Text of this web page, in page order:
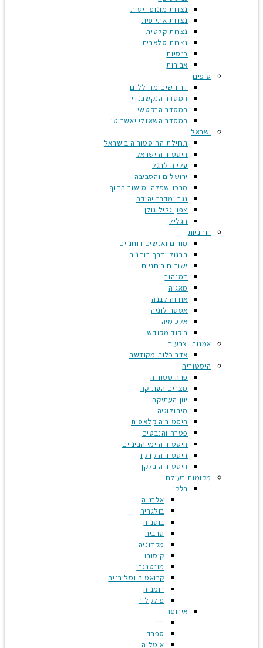
נצרות מונופיזיטית
נצרות אתיופית
נצרות קלטית
נצרות סלאבית
כנסיות
אבירות
סופים
דרווישים מחוללים
המסדר הנקשבנדי
המסדר הבקטשי
המסדר השאזלי יאשרוטי
ישראל
תחילת ההיסטוריה בישראל
היסטוריה ישראל
עלייה לרגל
ירושלים והסביבה
מרכז שפלה ומישור החוף
נגב ומדבר יהודה
צפון גליל גולן
הגליל
רוחניות
מורים ואנשים רוחניים
תרגול ודרך רוחנית
ישובים רוחניים
דמנהור
מאגיה
אחווה לבנה
אסטרולוגיה
אלכימיה
ריקוד מקודש
אמנות וצבעים
אדריכלות מקודשת
היסטוריה
פרהיסטוריה
מצרים העתיקה
יוון העתיקה
מיתולוגיה
היסטוריה קלאסית
פטרה והנבטים
היסטוריה ימי הביניים
היסטוריה קווקז
היסטוריה בלקן
מקומות בעולם
בלקן
אלבניה
בולגריה
בוסניה
סרביה
מקדוניה
קוסובו
מונטנגרו
קרואטיה וסלובניה
רומניה
פולקלור
אירופה
ספרד
איטליה